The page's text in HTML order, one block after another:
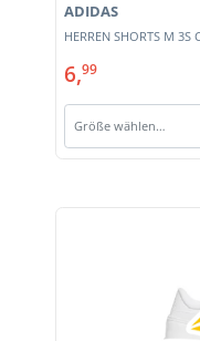
HERREN SHORTS M 3S
ADIDAS
6,99
Größe wählen…